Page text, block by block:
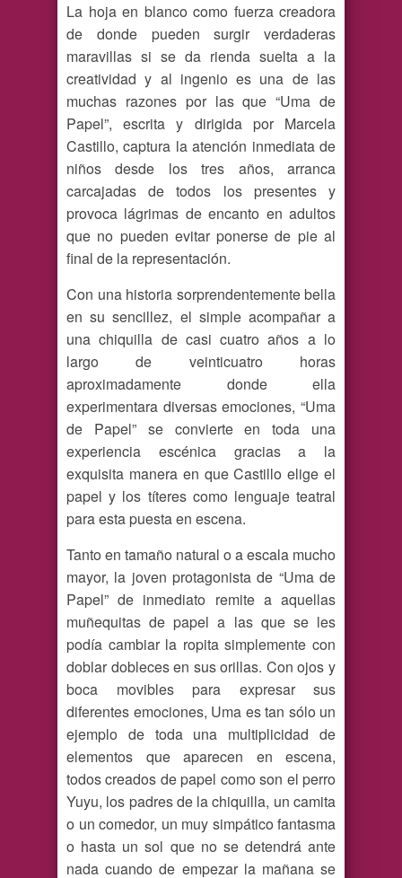
La hoja en blanco como fuerza creadora
de donde pueden surgir verdaderas
maravillas si se da rienda suelta a la
creatividad y al ingenio es una de las
muchas razones por las que “Uma de
Papel”, escrita y dirigida por Marcela
Castillo, captura la atención inmediata de
niños desde los tres años, arranca
carcajadas de todos los presentes y
provoca lágrimas de encanto en adultos
que no pueden evitar ponerse de pie al
final de la representación.
Con una historia sorprendentemente bella
en su sencillez, el simple acompañar a
una chiquilla de casi cuatro años a lo
largo de veinticuatro horas
aproximadamente donde ella
experimentara diversas emociones, “Uma
de Papel” se convierte en toda una
experiencia escénica gracias a la
exquisita manera en que Castillo elige el
papel y los títeres como lenguaje teatral
para esta puesta en escena.
Tanto en tamaño natural o a escala mucho
mayor, la joven protagonista de “Uma de
Papel” de inmediato remite a aquellas
muñequitas de papel a las que se les
podía cambiar la ropita simplemente con
doblar dobleces en sus orillas. Con ojos y
boca movibles para expresar sus
diferentes emociones, Uma es tan sólo un
ejemplo de toda una multiplicidad de
elementos que aparecen en escena,
todos creados de papel como son el perro
Yuyu, los padres de la chiquilla, un camita
o un comedor, un muy simpático fantasma
o hasta un sol que no se detendrá ante
nada cuando de empezar la mañana se